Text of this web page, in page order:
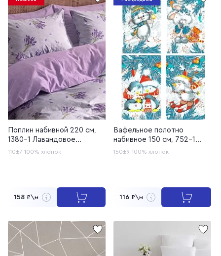
Поплин набивной 220 см,
1380-1 Лавандовое
кружево
110±7 100% хлопок
158 ₽\м
Вафельное полотно
набивное 150 см, 752-1
Зимние игрушки
150±9 100% хлопок
116 ₽\м